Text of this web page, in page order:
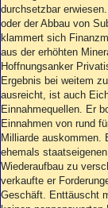
durchsetzbar
oder der Abbau von
klammert sich
aus der erhöhten
Hoffnungsanker
Ergebnis bei weitem
ausreicht, ist auch
Einnahmequellen. Er
Einnahmen von rund
Milliarde auskommen.
ehemals
Wiederaufbau zu
verkaufte er
Geschäft. Enttäuscht